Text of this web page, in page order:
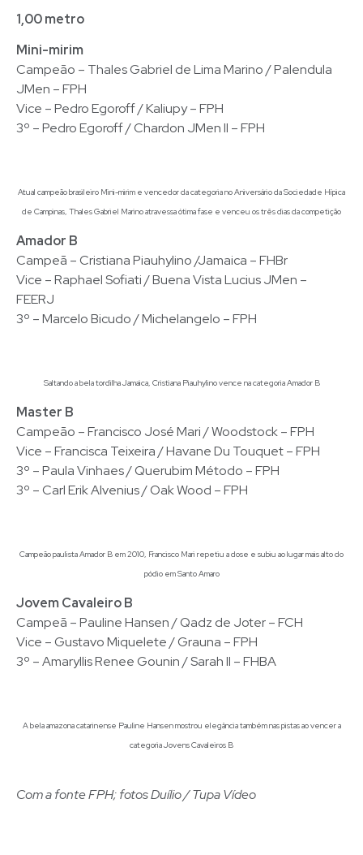
1,00 metro
Mini-mirim
Campeão – Thales Gabriel de Lima Marino / Palendula
JMen – FPH
Vice – Pedro Egoroff / Kaliupy – FPH
3º – Pedro Egoroff / Chardon JMen II – FPH
Atual campeão brasileiro Mini-mirim e vencedor da categoria no Aniversário da Sociedade Hípica
de Campinas, Thales Gabriel Marino atravessa ótima fase e venceu os três dias da competição
Amador B
Campeã – Cristiana Piauhylino /Jamaica – FHBr
Vice – Raphael Sofiati / Buena Vista Lucius JMen –
FEERJ
3º – Marcelo Bicudo / Michelangelo – FPH
Saltando a bela tordilha Jamaica, Cristiana Piauhylino vence na categoria Amador B
Master B
Campeão – Francisco José Mari / Woodstock – FPH
Vice – Francisca Teixeira / Havane Du Touquet – FPH
3º – Paula Vinhaes / Querubim Método – FPH
3º – Carl Erik Alvenius / Oak Wood – FPH
Campeão paulista Amador B em 2010, Francisco Mari repetiu a dose e subiu ao lugar mais alto do
pódio em Santo Amaro
Jovem Cavaleiro B
Campeã – Pauline Hansen / Qadz de Joter – FCH
Vice – Gustavo Miquelete / Grauna – FPH
3º – Amaryllis Renee Gounin / Sarah II – FHBA
A bela amazona catarinense Pauline Hansen mostrou elegância também nas pistas ao vencer a
categoria Jovens Cavaleiros B
Com a fonte FPH; fotos Duílio / Tupa Vídeo